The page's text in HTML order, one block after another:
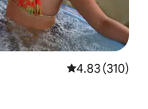
レビュー310
4.83 (310)